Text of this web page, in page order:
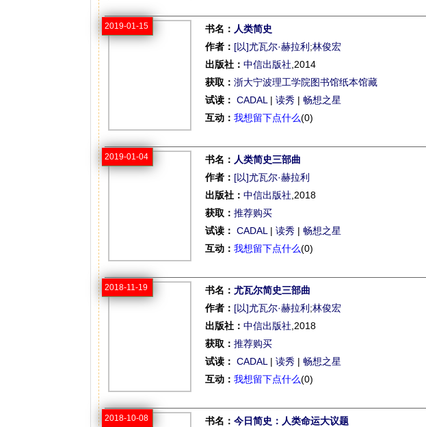
2019-01-15 书名： 人类简史
作者： [以]尤瓦尔·赫拉利 ;林俊宏
出版社： 中信出版社 ,2014
获取： 浙大宁波理工学院图书馆纸本馆藏
试读： CADAL | 读秀 | 畅想之星
互动： 我想留下点什么(0)
2019-01-04 书名： 人类简史三部曲
作者： [以]尤瓦尔·赫拉利
出版社： 中信出版社 ,2018
获取： 推荐购买
试读： CADAL | 读秀 | 畅想之星
互动： 我想留下点什么(0)
2018-11-19 书名： 尤瓦尔简史三部曲
作者： [以]尤瓦尔·赫拉利 ;林俊宏
出版社： 中信出版社 ,2018
获取： 推荐购买
试读： CADAL | 读秀 | 畅想之星
互动： 我想留下点什么(0)
2018-10-08 书名： 今日简史：人类命运大议题